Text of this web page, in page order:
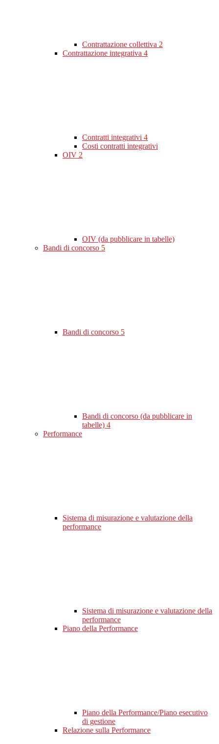
Contrattazione collettiva 2
Contrattazione integrativa 4
Contratti integrativi 4
Costi contratti integrativi
OIV 2
OIV (da pubblicare in tabelle)
Bandi di concorso 5
Bandi di concorso 5
Bandi di concorso (da pubblicare in
tabelle) 4
Performance
Sistema di misurazione e valutazione della
performance
Sistema di misurazione e valutazione della
performance
Piano della Performance
Piano della Performance/Piano esecutivo
di gestione
Relazione sulla Performance